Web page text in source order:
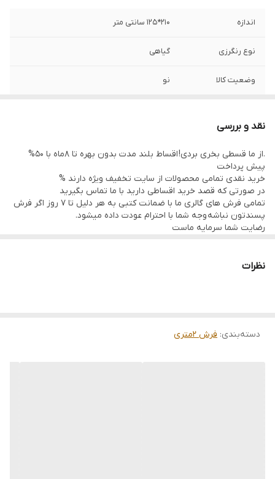
اندازه 210*125 سانتی متر
نوع رنگرزی گیاهی
وضعیت کالا نو
نقد و بررسی
.از ما قسطی بخری بردی! اقساط بلند مدت بدون بهره تا 8ماه با 50%
پیش پرداخت
خرید نقدی تمامی محصولات از سایت تخفیف ویژه دارند %
در صورتی که قصد خرید اقساطی دارید با ما تماس بگیرید
تمامی فرش های گالری ما با ضمانت کتبی به هر دلیل تا 7 روز اگر فرش
پسندتون نباشه وجه شما با احترام عودت داده میشود.
رضایت شما سرمایه ماست
از فلسطین اشعالی) پذیرفته میشود
نظرات
دسته‌بندی: فرش 2متری